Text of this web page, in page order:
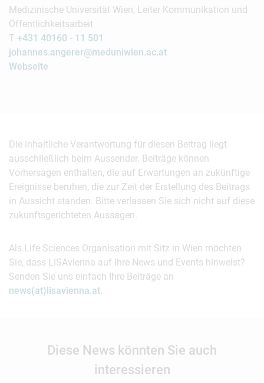
Medizinische Universität Wien, Leiter Kommunikation und
Öffentlichkeitsarbeit
T +431 40160 - 11 501
johannes.angerer@meduniwien.ac.at
Webseite
Die inhaltliche Verantwortung für diesen Beitrag liegt
ausschließlich beim Aussender. Beiträge können
Vorhersagen enthalten, die auf Erwartungen an zukünftige
Ereignisse beruhen, die zur Zeit der Erstellung des Beitrags
in Aussicht standen. Bitte verlassen Sie sich nicht auf diese
zukunftsgerichteten Aussagen.
Als Life Sciences Organisation mit Sitz in Wien möchten
Sie, dass LISAvienna auf Ihre News und Events hinweist?
Senden Sie uns einfach Ihre Beiträge an
news(at)lisavienna.at.
Diese News könnten Sie auch
interessieren